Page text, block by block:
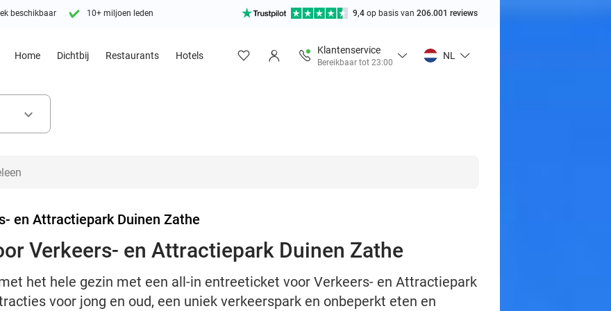
beschikbaar 10+ miljoen leden 9,4 op basis van 206.001 reviews
Home Dichtbij Restaurants Hotels
Klantenservice
Bereikbaar tot 23:00
NL
keyboard_arrow_down
en Attractiepark Duinen Zathe
Verkeers- en Attractiepark Duinen Zathe
het hele gezin met een all-in entreeticket voor Verkeers- en Attractiepark
voor jong en oud, een uniek verkeerspark en onbeperkt eten en